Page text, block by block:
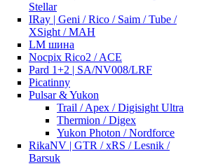
Stellar
IRay | Geni / Rico / Saim / Tube /
XSight / MAH
LM шина
Nocpix Rico2 / ACE
Pard 1+2 | SA/NV008/LRF
Picatinny
Pulsar & Yukon
Trail / Apex / Digisight Ultra
Thermion / Digex
Yukon Photon / Nordforce
RikaNV | GTR / xRS / Lesnik /
Barsuk